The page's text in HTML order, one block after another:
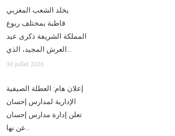
يخلد الشعب المغربي
قاطبة بمختلف ربوع
المملكة الشريفة ذكرى عيد
العرش المجيد، الذي…
30 juillet 2026
إعلان هام: العطلة الصيفية
الإدارية لمدارس إحسان
تعلن إدارة مدارس إحسان
عن نها…